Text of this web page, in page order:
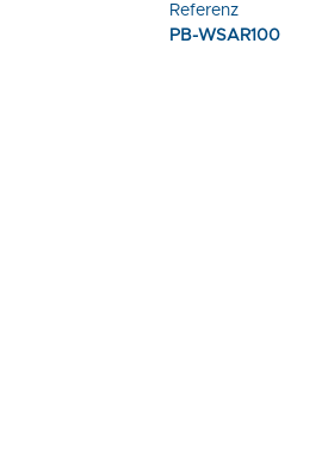
Referenz
PB-WSAR100